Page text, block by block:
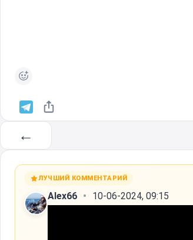
←
ЛУЧШИЙ КОММЕНТАРИЙ
Alex66 10-06-2024, 09:15